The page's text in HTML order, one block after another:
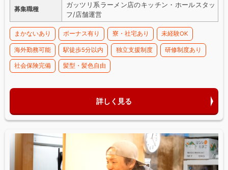
募集職種
ガッツリ系ラーメン店のキッチン・ホールスタッ
フ/店舗運営
まかないあり ボーナス有り 寮・社宅あり 未経験OK
海外勤務可能 駅徒歩5分以内 独立支援制度 研修制度あり
社会保険完備 髪型・髪色自由
詳しく見る